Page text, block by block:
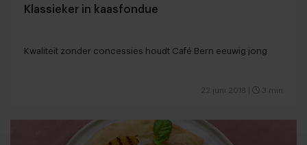
Klassieker in kaasfondue
Kwaliteit zonder concessies houdt Café Bern eeuwig jong
22 juni 2018 3 min